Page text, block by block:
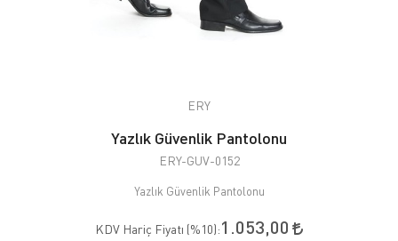
ERY
Yazlık Güvenlik Pantolonu
ERY-GUV-0152
Yazlık Güvenlik Pantolonu
KDV Hariç Fiyatı (%10):1.053,00